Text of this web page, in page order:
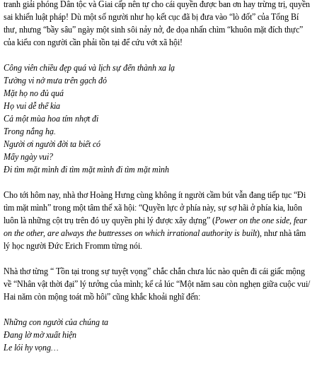
tranh giải phóng Dân tộc và Giai cấp nên tự cho cái quyền được ban ơn hay trừng trị, quyền
sai khiến luật pháp! Dù một số người như họ kết cục đã bị đưa vào “lò đốt” của Tổng Bí
thư, nhưng “bầy sâu” ngày một sinh sôi nảy nở, đe dọa nhấn chìm “khuôn mặt đích thực”
của kiểu con người cần phải tồn tại để cứu vớt xã hội!
Công viên chiều đẹp quá và lịch sự đến thành xa lạ
Tường vi nở mưa trên gạch đỏ
Mặt họ no đủ quá
Họ vui dễ thế kia
Cả một mùa hoa tím nhợt đi
Trong nắng hạ.
Người ơi người đời ta biết có
Mấy ngày vui?
Đi tìm mặt mình đi tìm mặt mình đi tìm mặt mình
Cho tới hôm nay, nhà thơ Hoàng Hưng cùng không ít người cầm bút vẫn đang tiếp tục “Đi
tìm mặt mình” trong một tâm thế xã hội: “Quyền lực ở phía này, sự sợ hãi ở phía kia, luôn
luôn là những cột trụ trên đó uy quyền phi lý được xây dựng” (Power on the one side, fear
on the other, are always the buttresses on which irrational authority is built), như nhà tâm
lý học người Đức Erich Fromm từng nói.
Nhà thơ từng “ Tồn tại trong sự tuyệt vọng” chắc chắn chưa lúc nào quên đi cái giấc mộng
về “Nhân vật thời đại” lý tưởng của mình; kể cả lúc “Một năm sau còn nghẹn giữa cuộc vui/
Hai năm còn mộng toát mồ hôi” cũng khắc khoải nghĩ đến:
Những con người của chúng ta
Đang lờ mờ xuất hiện
Le lói hy vọng…